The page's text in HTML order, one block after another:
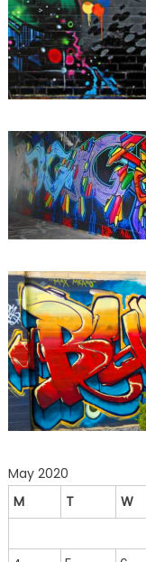
May 2020
M
T W